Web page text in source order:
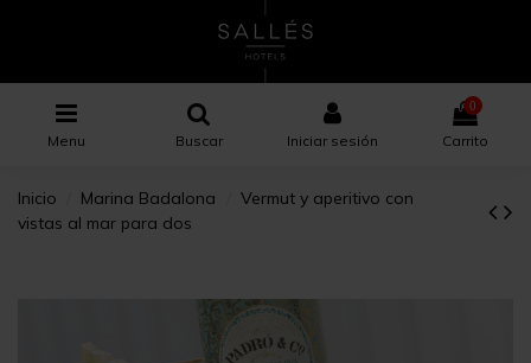
Menu Buscar Iniciar sesión
0
Carrito
Inicio Marina Badalona
Vermut y aperitivo con
vistas al mar para dos